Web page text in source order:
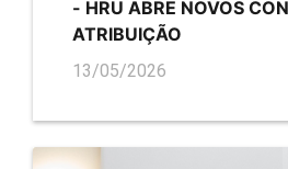
- HRU ABRE NOVOS
ATRIBUIÇÃO
13/05/2026